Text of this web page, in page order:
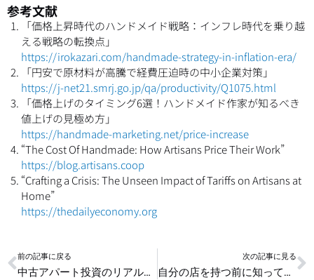
参考文献
「価格上昇時代のハンドメイド戦略：インフレ時代を乗り越
える戦略の転換点」
https://irokazari.com/handmade-strategy-in-inflation-era/
「円安で原材料が高騰で経費圧迫時の中小企業対策」
https://j-net21.smrj.go.jp/qa/productivity/Q1075.html
「価格上げのタイミング6選！ハンドメイド作家が知るべき
値上げの見極め方」
https://handmade-marketing.net/price-increase
“The Cost Of Handmade: How Artisans Price Their Work”
https://blog.artisans.coop
“Crafting a Crisis: The Unseen Impact of Tariffs on Artisans at
Home”
https://thedailyeconomy.org
Prev
前の記事に戻る
中古アパート投資のリアル：都内と地方の収益比較
次の記事に見る
自分の店を持つ前に知っておきたい資産運用と資金計画